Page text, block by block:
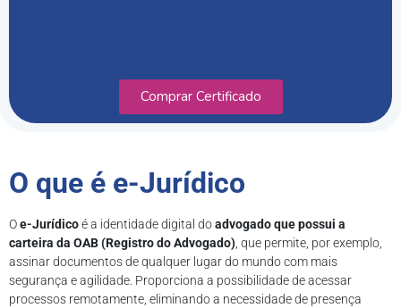
Comprar Certificado
O que é e-Jurídico
Oe-Jurídicoé a identidade digital doadvogado que possui a
carteira da OAB (Registro do Advogado) , que permite, por exemplo,
assinar documentos de qualquer lugar do mundo com mais
segurança e agilidade. Proporciona a possibilidade de acessar
processos remotamente, eliminando a necessidade de presença